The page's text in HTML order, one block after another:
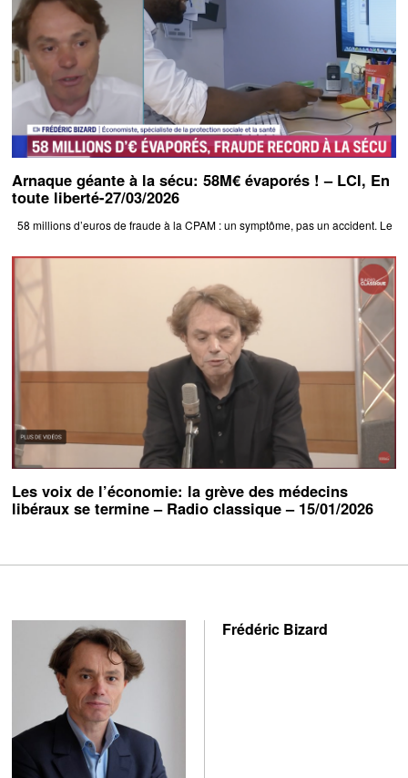
Arnaque géante à la sécu: 58M€ évaporés ! – LCI, En
toute liberté-27/03/2026
58 millions d’euros de fraude à la CPAM : un symptôme, pas un accident. Le
Les voix de l’économie: la grève des médecins
libéraux se termine – Radio classique – 15/01/2026
Frédéric Bizard